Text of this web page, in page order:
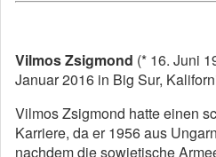
Vilmos Zsigmond (* 16. Juni
Januar 2016 in Big Sur,
Vilmos Zsigmond hatte einen
Karriere, da er 1956 aus
nachdem die sowjetische